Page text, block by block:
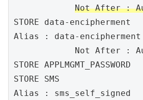
Not After :
STORE data-encipherment
Alias :	data-encipherment
Not After :
STORE APPLMGMT_PASSWORD
STORE SMS
Alias :	sms_self_signed